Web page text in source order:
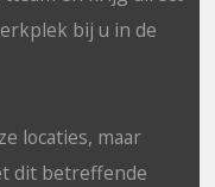
bij u in de
locaties, maar
dit betreffende